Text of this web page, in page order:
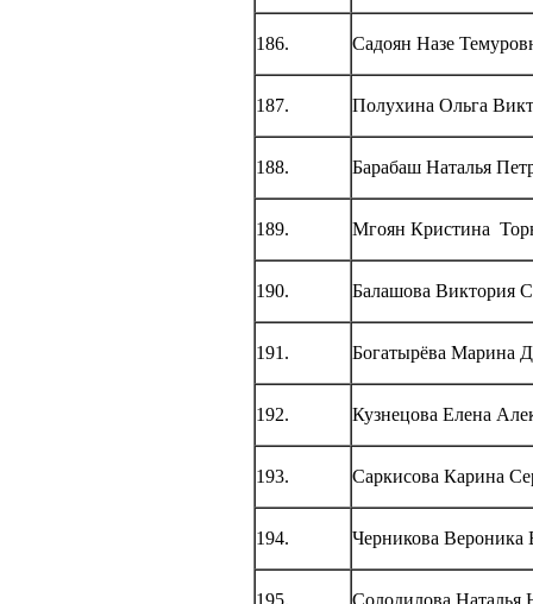
186. Садоян Назе
187. Полухина Ольга
188. Барабаш Наталья
189. Мгоян Кристина
190. Балашова Виктория
191. Богатырёва Марина
192. Кузнецова Елена
193. Саркисова Карина
194. Черникова Вероника
195. Солодилова Наталья